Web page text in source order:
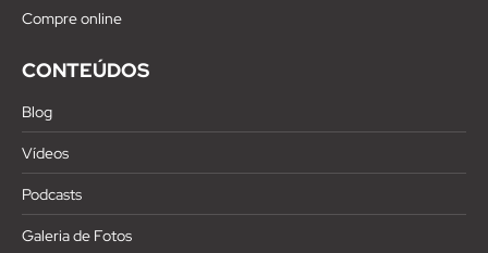
Compre online
CONTEÚDOS
Blog
Vídeos
Podcasts
Galeria de Fotos